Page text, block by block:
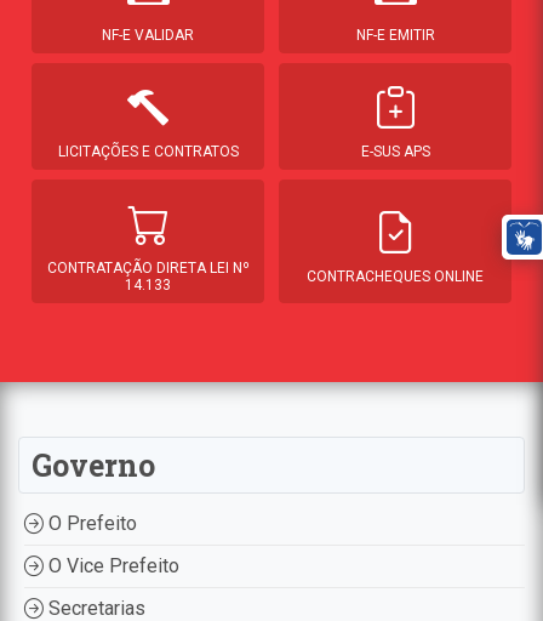
NF-E VALIDAR NF-E EMITIR
LICITAÇÕES E CONTRATOS E-SUS APS
CONTRATAÇÃO DIRETA LEI Nº
14.133
CONTRACHEQUES ONLINE
Governo
O Prefeito
O Vice Prefeito
Secretarias